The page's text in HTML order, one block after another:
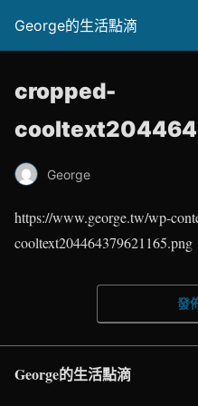
George的生活點滴
cropped-
George
https://www.george.tw/wp-
cooltext204464379621165.png
發
George的生活點滴